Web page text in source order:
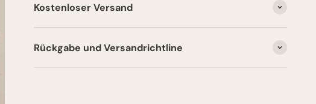
Kostenloser Versand
Rückgabe und Versandrichtline